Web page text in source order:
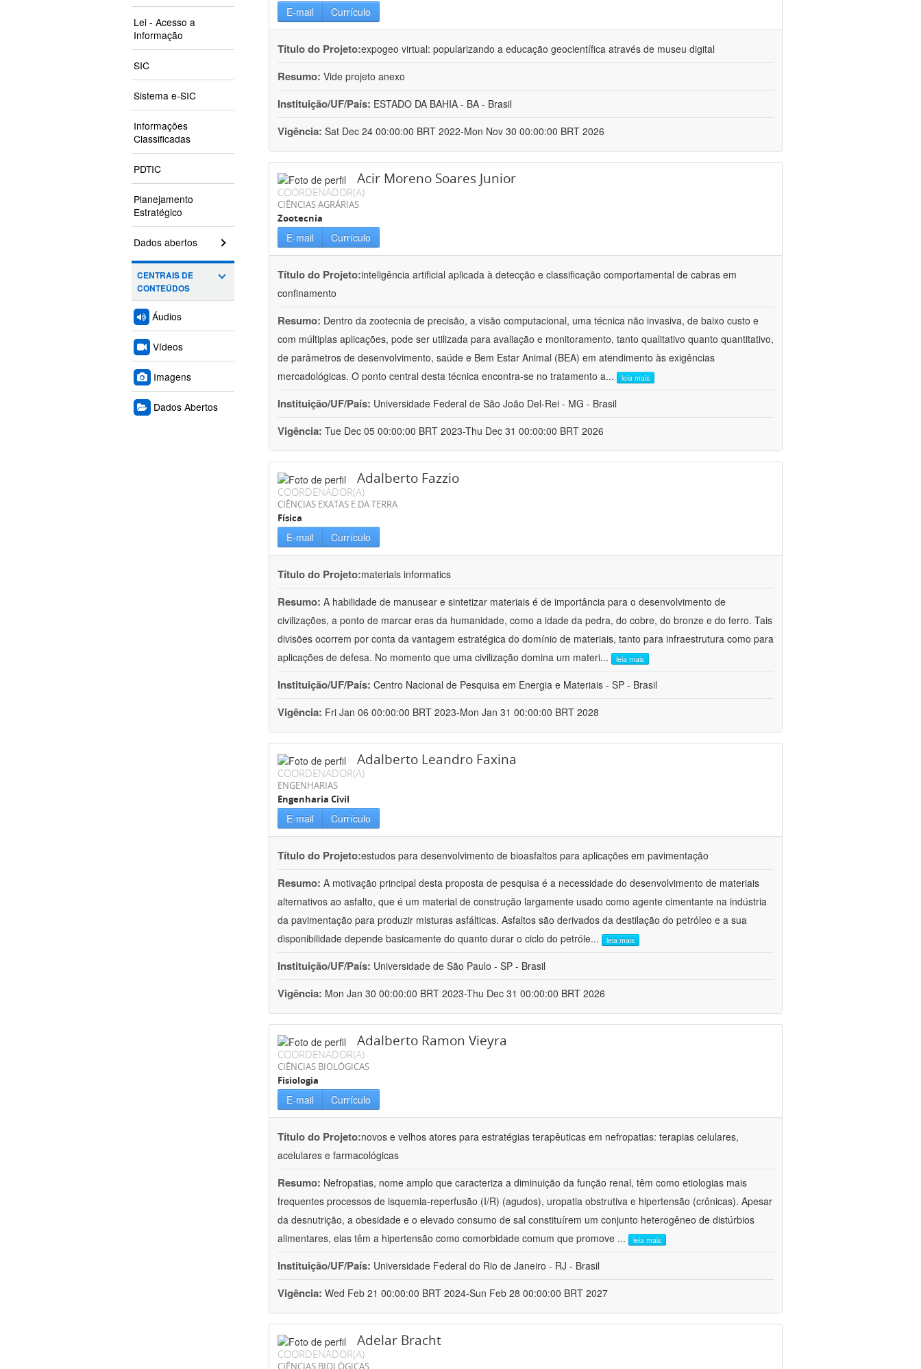
Lei - Acesso a
Informação
SIC
Sistema e-SIC
Informações
Classificadas
PDTIC
Planejamento
Estratégico
Dados abertos
CENTRAIS DE
CONTEÚDOS
Áudios
Vídeos
Imagens
Dados Abertos
E-mail Currículo
Título do Projeto:expogeo virtual: popularizando a educação geocientífica através de museu digital
Resumo: Vide projeto anexo
Instituição/UF/País: ESTADO DA BAHIA - BA - Brasil
Vigência: Sat Dec 24 00:00:00 BRT 2022-Mon Nov 30 00:00:00 BRT 2026
Acir Moreno Soares Junior
COORDENADOR(A)
CIÊNCIAS AGRÁRIAS
Zootecnia
E-mail Currículo
Título do Projeto:inteligência artificial aplicada à detecção e classificação comportamental de cabras em
confinamento
Resumo: Dentro da zootecnia de precisão, a visão computacional, uma técnica não invasiva, de baixo custo e
com múltiplas aplicações, pode ser utilizada para avaliação e monitoramento, tanto qualitativo quanto quantitativo,
de parâmetros de desenvolvimento, saúde e Bem Estar Animal (BEA) em atendimento às exigências
mercadológicas. O ponto central desta técnica encontra-se no tratamento a... leia mais
Instituição/UF/País: Universidade Federal de São João Del-Rei - MG - Brasil
Vigência: Tue Dec 05 00:00:00 BRT 2023-Thu Dec 31 00:00:00 BRT 2026
Adalberto Fazzio
COORDENADOR(A)
CIÊNCIAS EXATAS E DA TERRA
Física
E-mail Currículo
Título do Projeto:materials informatics
Resumo: A habilidade de manusear e sintetizar materiais é de importância para o desenvolvimento de
civilizações, a ponto de marcar eras da humanidade, como a idade da pedra, do cobre, do bronze e do ferro. Tais
divisões ocorrem por conta da vantagem estratégica do domínio de materiais, tanto para infraestrutura como para
aplicações de defesa. No momento que uma civilização domina um materi... leia mais
Instituição/UF/País: Centro Nacional de Pesquisa em Energia e Materiais - SP - Brasil
Vigência: Fri Jan 06 00:00:00 BRT 2023-Mon Jan 31 00:00:00 BRT 2028
Adalberto Leandro Faxina
COORDENADOR(A)
ENGENHARIAS
Engenharia Civil
E-mail Currículo
Título do Projeto:estudos para desenvolvimento de bioasfaltos para aplicações em pavimentação
Resumo: A motivação principal desta proposta de pesquisa é a necessidade do desenvolvimento de materiais
alternativos ao asfalto, que é um material de construção largamente usado como agente cimentante na indústria
da pavimentação para produzir misturas asfálticas. Asfaltos são derivados da destilação do petróleo e a sua
disponibilidade depende basicamente do quanto durar o ciclo do petróle... leia mais
Instituição/UF/País: Universidade de São Paulo - SP - Brasil
Vigência: Mon Jan 30 00:00:00 BRT 2023-Thu Dec 31 00:00:00 BRT 2026
Adalberto Ramon Vieyra
COORDENADOR(A)
CIÊNCIAS BIOLÓGICAS
Fisiologia
E-mail Currículo
Título do Projeto:novos e velhos atores para estratégias terapêuticas em nefropatias: terapias celulares,
acelulares e farmacológicas
Resumo: Nefropatias, nome amplo que caracteriza a diminuição da função renal, têm como etiologias mais
frequentes processos de isquemia-reperfusão (I/R) (agudos), uropatia obstrutiva e hipertensão (crônicas). Apesar
da desnutrição, a obesidade e o elevado consumo de sal constituírem um conjunto heterogêneo de distúrbios
alimentares, elas têm a hipertensão como comorbidade comum que promove ... leia mais
Instituição/UF/País: Universidade Federal do Rio de Janeiro - RJ - Brasil
Vigência: Wed Feb 21 00:00:00 BRT 2024-Sun Feb 28 00:00:00 BRT 2027
Adelar Bracht
COORDENADOR(A)
CIÊNCIAS BIOLÓGICAS